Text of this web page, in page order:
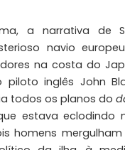
a narrativa de
navio
na costa do
piloto inglês John
todos os planos do
estava eclodindo
homens